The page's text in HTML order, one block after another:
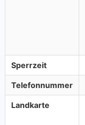
Sperrzeit
Telefonnummer
Landkarte